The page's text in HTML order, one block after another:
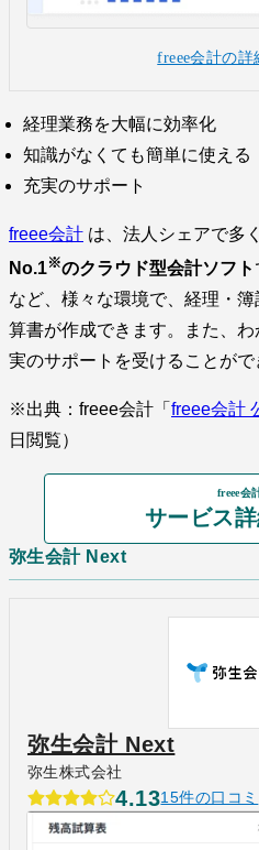
freee会計の詳
経理業務を大幅に効率化
知識がなくても簡単に使える
充実のサポート
freee会計 は、法人シェアで多
No.1※のクラウド型会計ソフト
など、様々な環境で、経理・
算書が作成できます。また、
実のサポートを受けることがで
※出典：freee会計「 freee会計
日閲覧）
freee会
サービス
弥生会計 Next
弥生会計 Next
弥生株式会社
4.1315件の口コミ